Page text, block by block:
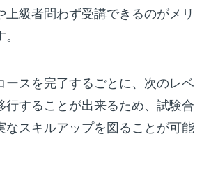
上級者問わず受講できるのがメリ
ースを完了するごとに、次のレベ
行することが出来るため、試験合
なスキルアップを図ることが可能